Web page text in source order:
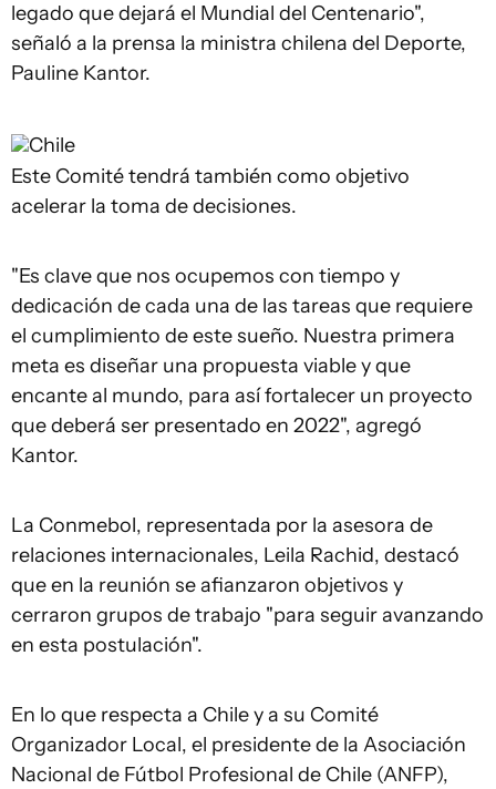
legado que dejará el Mundial del Centenario",
señaló a la prensa la ministra chilena del Deporte,
Pauline Kantor.
Chile
Este Comité tendrá también como objetivo
acelerar la toma de decisiones.
"Es clave que nos ocupemos con tiempo y
dedicación de cada una de las tareas que requiere
el cumplimiento de este sueño. Nuestra primera
meta es diseñar una propuesta viable y que
encante al mundo, para así fortalecer un proyecto
que deberá ser presentado en 2022", agregó
Kantor.
La Conmebol, representada por la asesora de
relaciones internacionales, Leila Rachid, destacó
que en la reunión se afianzaron objetivos y
cerraron grupos de trabajo "para seguir avanzando
en esta postulación".
En lo que respecta a Chile y a su Comité
Organizador Local, el presidente de la Asociación
Nacional de Fútbol Profesional de Chile (ANFP),